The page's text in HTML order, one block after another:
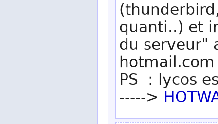
quanti..) et
du serveur"
PS : lycos
----->